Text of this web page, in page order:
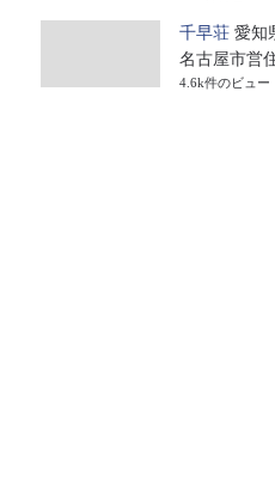
千早荘 愛知
名古屋市営
4.6k件のビュー